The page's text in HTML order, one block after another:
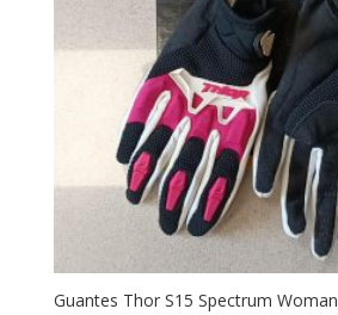
Guantes Thor S15 Spectrum Woman